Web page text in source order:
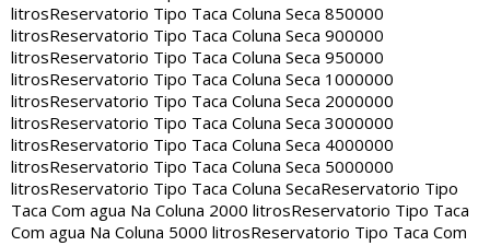
litrosReservatorio Tipo Taca Coluna Seca 850000
litrosReservatorio Tipo Taca Coluna Seca 900000
litrosReservatorio Tipo Taca Coluna Seca 950000
litrosReservatorio Tipo Taca Coluna Seca 1000000
litrosReservatorio Tipo Taca Coluna Seca 2000000
litrosReservatorio Tipo Taca Coluna Seca 3000000
litrosReservatorio Tipo Taca Coluna Seca 4000000
litrosReservatorio Tipo Taca Coluna Seca 5000000
litrosReservatorio Tipo Taca Coluna SecaReservatorio Tipo
Taca Com agua Na Coluna 2000 litrosReservatorio Tipo Taca
Com agua Na Coluna 5000 litrosReservatorio Tipo Taca Com